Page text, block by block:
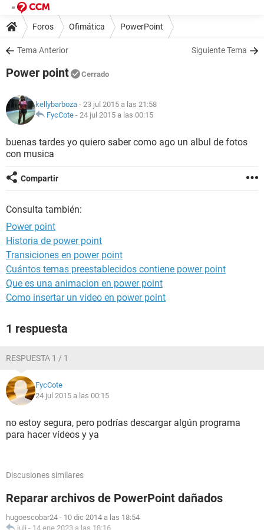
Foros Ofimática PowerPoint
Tema Anterior Siguiente Tema
Power point Cerrado
kellybarboza - 23 jul 2015 a las 21:58
FycCote - 24 jul 2015 a las 00:15
buenas tardes yo quiero saber como ago un albul de fotos
con musica
Compartir
Consulta también:
Power point
Historia de power point
Transiciones en power point
Cuántos temas preestablecidos contiene power point
Que es una animacion en power point
Como insertar un video en power point
1 respuesta
RESPUESTA 1 / 1
FycCote
24 jul 2015 a las 00:15
no estoy segura, pero podrías descargar algún programa
para hacer vídeos y ya
Discusiones similares
Reparar archivos de PowerPoint dañados
hugoescobar24 - 10 dic 2014 a las 18:54
juli - 14 ene 2023 a las 18:16